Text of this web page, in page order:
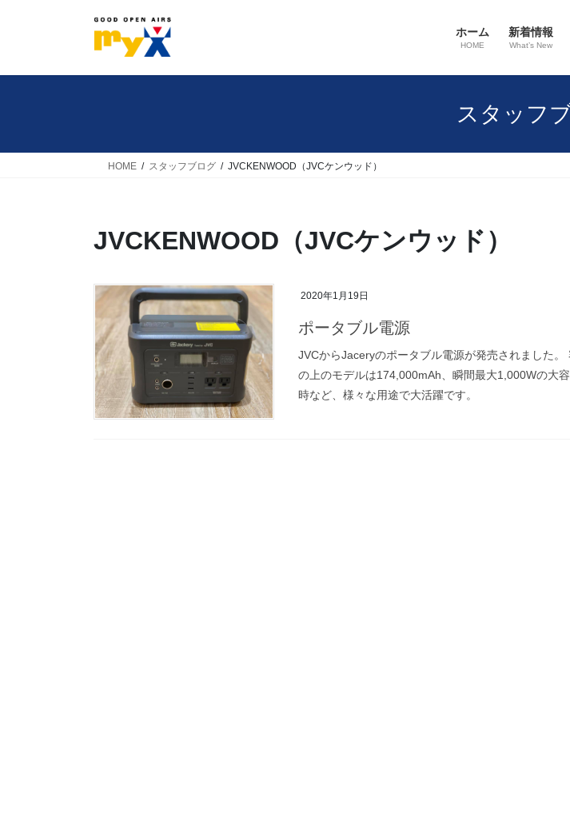
ン
ー
ホーム
HOME
新着情報
What’s New
スタッフ
HOME スタッフブログ JVCKENWOOD（JVCケンウッド）
JVCKENWOOD（JVCケンウッド）
2020年1月19日
ポータブル電源
JVCからJaceryのポータブル電源が発売されました。
の上のモデルは174,000mAh、瞬間最大1,000Wの大
時など、様々な用途で大活躍です。